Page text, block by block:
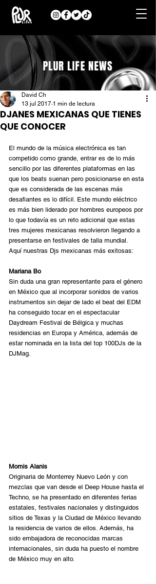
PLUR LIFE NEWS
DJANES MEXICANAS QUE TIENES
QUE CONOCER
David Ch
13 jul 2017 1 min de lectura
El mundo de la música electrónica es tan
competido como grande, entrar es de lo más
sencillo por las diferentes plataformas en las
que los beats suenan pero posicionarse en esta
que es considerada de las escenas más
desafiantes es lo difícil. Este mundo eléctrico
es más bien liderado por hombres europeos por
lo que todavía es un reto adicional que estas
tres mujeres mexicanas resolvieron llegando a
presentarse en festivales de talla mundial.
Aquí nuestras Djs mexicanas más exitosas:
Mariana Bo
Sin duda una gran representante para el género
en México que al incorporar sonidos de varios
instrumentos sin dejar de lado el beat del EDM
ha conseguido tocar en el espectacular
Daydream Festival de Bélgica y muchas
residencias en Europa y América, además de
estar nominada en la lista del top 100DJs de la
DJMag.
Momis Alanis
Originaria de Monterrey Nuevo León y con
mezclas que van desde el Deep House hasta el
Techno, se ha presentado en diferentes ferias
estatales, festivales nacionales y distinguidos
sitios de Texas y la Ciudad de México llevando
la residencia de varios de ellos. Además, ha
sido embajadora de reconocidas marcas
internacionales, sin duda ha puesto el nombre
de México muy en alto.